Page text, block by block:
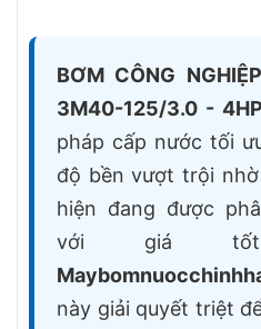
BƠM CÔNG
3M40-125/3.0 -
pháp cấp nước tối
độ bền vượt trội
hiện đang được
với giá
này giải quyết triệt